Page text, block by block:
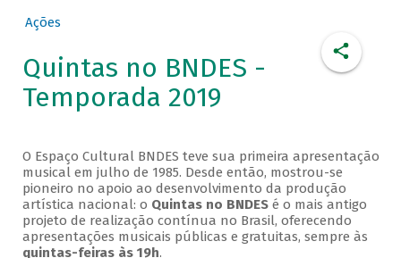
Ações
Quintas no BNDES -
Temporada 2019
O Espaço Cultural BNDES teve sua primeira apresentação
musical em julho de 1985. Desde então, mostrou-se
pioneiro no apoio ao desenvolvimento da produção
artística nacional: o Quintas no BNDESé o mais antigo
projeto de realização contínua no Brasil, oferecendo
apresentações musicais públicas e gratuitas, sempre às
quintas-feiras às 19h.